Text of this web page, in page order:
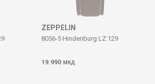
ZEPPELIN
8056-5 Hindenburg LZ 129
19.990 МКД